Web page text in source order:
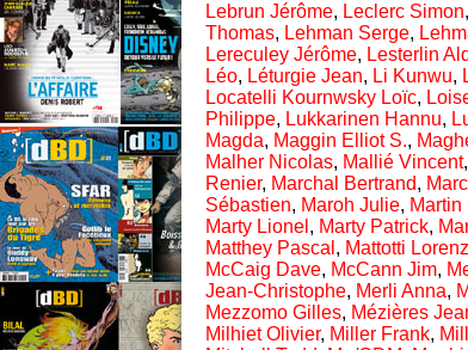
Lebrun Jérôme, Leclerc Simon,
Thomas, Lehman Serge,
Lereculey Jérôme, Lesterlin
Léo, Léturgie Jean, Li Kunwu,
Locatelli Kournwsky Loïc,
Philippe, Lukkarinen Hannu,
Magda, Maggin Elliot S.,
Malher Nicolas, Mallié Vincent,
Renier, Marchal Bertrand,
Sébastien, Maroh Julie, Martin
Marty Lionel , Marty Patrick,
Matthey Pascal , Mattotti
McCaig Dave, McCann Jim,
Jean-Christophe, Merli Anna,
Mezzomo Gilles, Mézières
Milhiet Olivier, Miller Frank,